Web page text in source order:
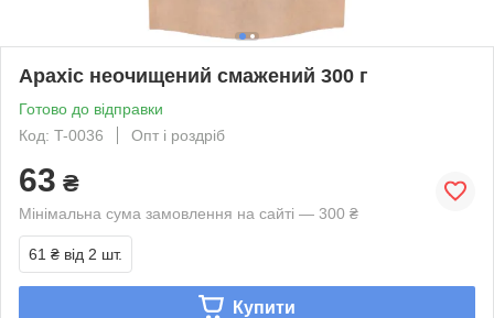
Арахіс неочищений смажений 300 г
Готово до відправки
Код: T-0036
Опт і роздріб
63 ₴
Мінімальна сума замовлення на сайті — 300 ₴
61 ₴ від 2 шт.
Купити